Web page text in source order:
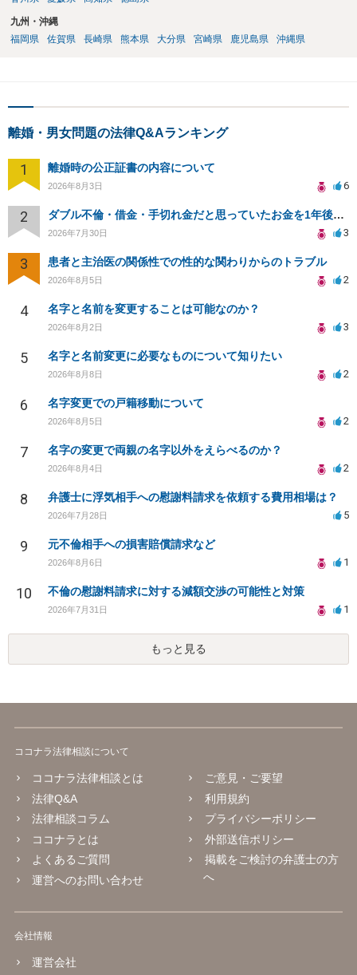
九州・沖縄
福岡県
佐賀県 長崎県 熊本県 大分県 宮崎県 鹿児島県 沖縄県
離婚・男女問題の法律Q&Aランキング
1 離婚時の公正証書の内容について
2026年8月3日 6
2 ダブル不倫・借金・手切れ金だと思っていたお金を1年後いまさら脅迫罪として通知書が来てまとめて請求
2026年7月30日 3
3 患者と主治医の関係性での性的な関わりからのトラブル
2026年8月5日 2
4 名字と名前を変更することは可能なのか？
2026年8月2日 3
5 名字と名前変更に必要なものについて知りたい
2026年8月8日 2
6 名字変更での戸籍移動について
2026年8月5日 2
7 名字の変更で両親の名字以外をえらべるのか？
2026年8月4日 2
8 弁護士に浮気相手への慰謝料請求を依頼する費用相場は？
2026年7月28日 5
9 元不倫相手への損害賠償請求など
2026年8月6日 1
10 不倫の慰謝料請求に対する減額交渉の可能性と対策
2026年7月31日 1
もっと見る
ココナラ法律相談について
ココナラ法律相談とは
法律Q&A
法律相談コラム
ココナラとは
よくあるご質問
運営へのお問い合わせ
ご意見・ご要望
利用規約
プライバシーポリシー
外部送信ポリシー
掲載をご検討の弁護士の方
へ
会社情報
運営会社